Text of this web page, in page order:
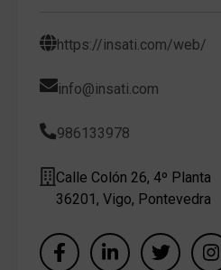
https://insati.com/web/
info@insati.com
986133978
Calle Colón 26, 4º Planta
36201, Vigo, Pontevedra